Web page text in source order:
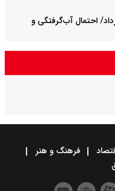
هوای فارس فردا پنجشنبه ۱۵ مرداد/ احتمال آب‌گرفتگی و
فرهنگ و هنر